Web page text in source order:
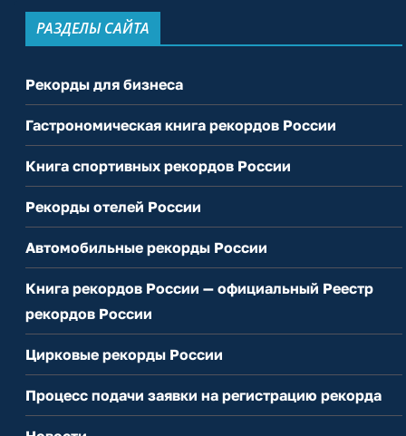
РАЗДЕЛЫ САЙТА
Рекорды для бизнеса
Гастрономическая книга рекордов России
Книга спортивных рекордов России
Рекорды отелей России
Автомобильные рекорды России
Книга рекордов России — официальный Реестр
рекордов России
Цирковые рекорды России
Процесс подачи заявки на регистрацию рекорда